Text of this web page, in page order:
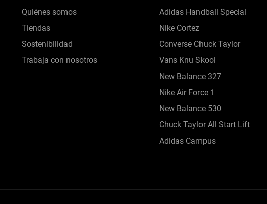
Quiénes somos
Tiendas
Sostenibilidad
Trabaja con nosotros
Adidas Handball Special
Nike Cortez
Converse Chuck Taylor
Vans Knu Skool
New Balance 327
Nike Air Force 1
New Balance 530
Chuck Taylor All Start Lift
Adidas Campus